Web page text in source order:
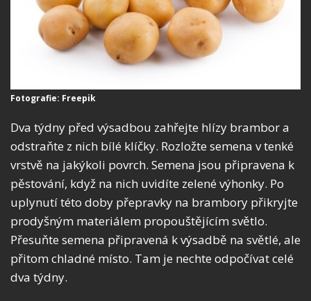
Fotografie: Freepik
Dva týdny před výsadbou zahřejte hlízy brambor a
odstraňte z nich bílé klíčky. Rozložte semena v tenké
vrstvě na jakýkoli povrch. Semena jsou připravena k
pěstování, když na nich uvidíte zelené výhonky. Po
uplynutí této doby přepravky na brambory přikryjte
prodyšným materiálem propouštějícím světlo.
Přesuňte semena připravená k výsadbě na světlé, ale
přitom chladné místo. Tam je nechte odpočívat celé
dva týdny.